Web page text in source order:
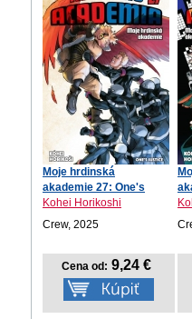
Moje hrdinská
akademie 27: One's
Justice
Kohei Horikoshi
Crew, 2025
Cena od: 9,24 €